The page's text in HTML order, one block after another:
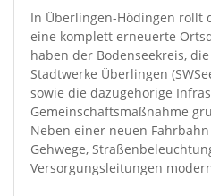
In Überlingen-Hödingen rollt
eine komplett erneuerte
haben der Bodenseekreis,
Stadtwerke Überlingen
sowie die dazugehörige
Gemeinschaftsmaßnahme
Neben einer neuen
Gehwege,
Versorgungsleitungen